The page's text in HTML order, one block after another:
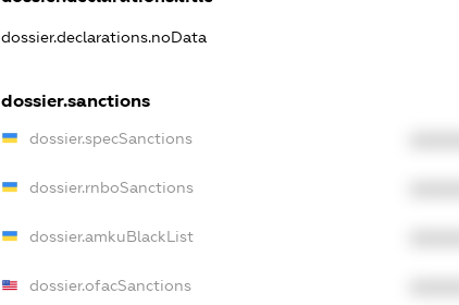
dossier.declarations.noData
dossier.sanctions
dossier.specSanctions
dossier.rnboSanctions
dossier.amkuBlackList
dossier.ofacSanctions